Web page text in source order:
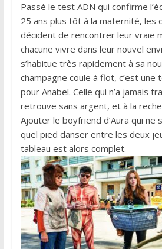
Passé le test ADN qui confirme
25 ans plus tôt à la maternité, les
décident de rencontrer leur vraie
chacune vivre dans leur nouvel
s’habitue très rapidement à sa
champagne coule à flot, c’est
pour Anabel. Celle qui n’a jamais
retrouve sans argent, et à la
Ajouter le boyfriend d’Aura qui ne
quel pied danser entre les deux
tableau est alors complet.